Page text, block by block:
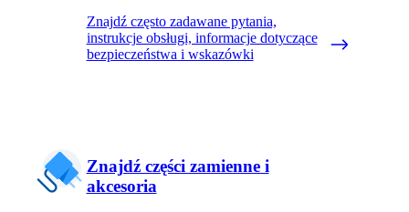
Znajdź często zadawane pytania,
instrukcje obsługi, informacje dotyczące
bezpieczeństwa i wskazówki
Znajdź części zamienne i
akcesoria